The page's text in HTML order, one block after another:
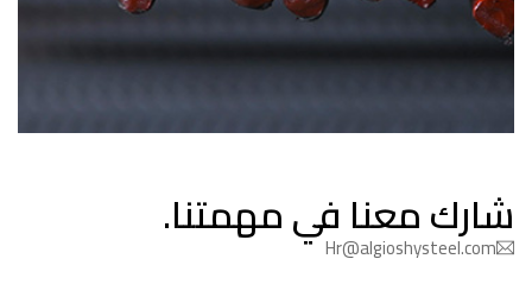
شارك معنا في مهمتنا.
Hr@algioshysteel.com